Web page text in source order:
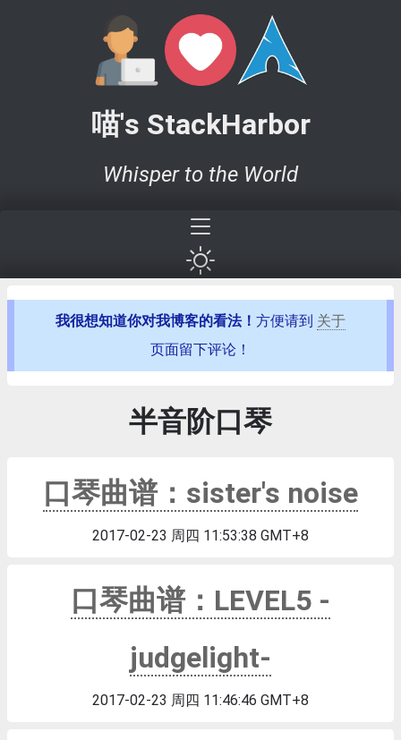
喵's StackHarbor
Whisper to the World
我很想知道你对我博客的看法！ 方便请到 关于
页面留下评论！
半音阶口琴
口琴曲谱：sister's noise
2017-02-23 周四 11:53:38 GMT+8
口琴曲谱：LEVEL5 -
judgelight-
2017-02-23 周四 11:46:46 GMT+8